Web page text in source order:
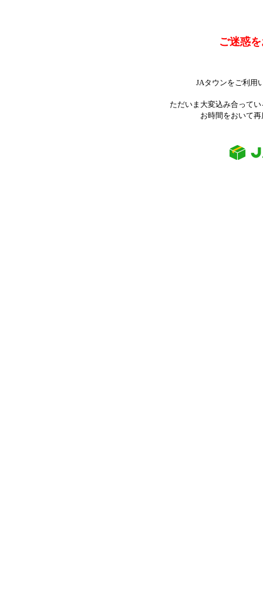
ご迷惑
JAタウンをご利用
ただいま大変込み合って
お時間をおいて